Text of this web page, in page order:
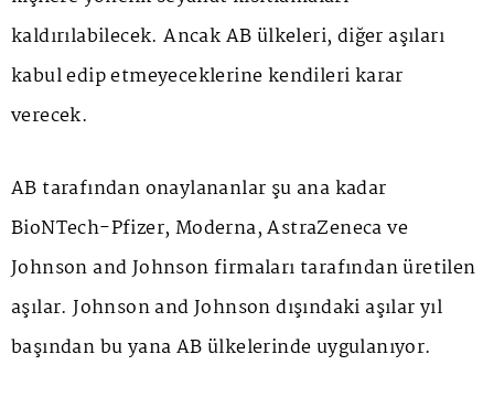
kaldırılabilecek. Ancak AB ülkeleri, diğer aşıları
kabul edip etmeyeceklerine kendileri karar
verecek.
AB tarafından onaylananlar şu ana kadar
BioNTech-Pfizer, Moderna, AstraZeneca ve
Johnson and Johnson firmaları tarafından üretilen
aşılar. Johnson and Johnson dışındaki aşılar yıl
başından bu yana AB ülkelerinde uygulanıyor.